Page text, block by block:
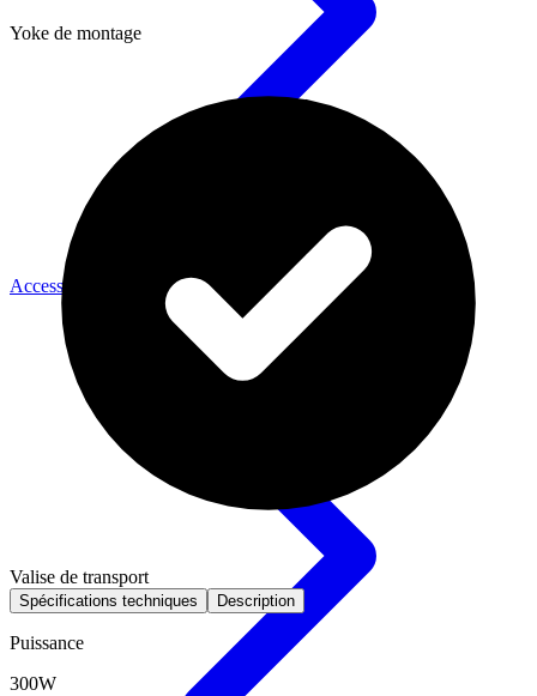
Accessoires Caméra
Yoke de montage
Valise de transport
Spécifications techniques Description
Puissance
300W